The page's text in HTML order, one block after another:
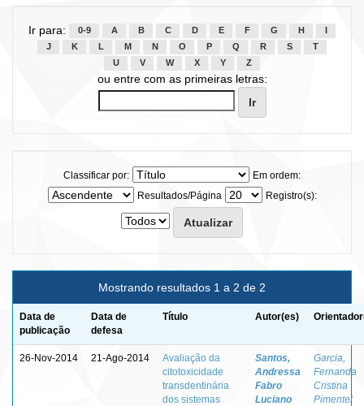
Ir para: 0-9 A B C D E F G H
J
K L M N O P Q R S
T
U
V W X Y Z
ou entre com as primeiras letras:
Classificar por:
Em ordem:
Resultados/Página
Registro(s):
Mostrando resultados 1 a 2 de 2
Data de
publicação
Data de
defesa
Título Autor(es)
26-Nov-2014 21-Ago-2014
Avaliação da
citotoxicidade
transdentinária
dos sistemas
Santos,
Andressa
Fabro
Luciano
Garcia,
Fernanda
Cristina
Pimentel